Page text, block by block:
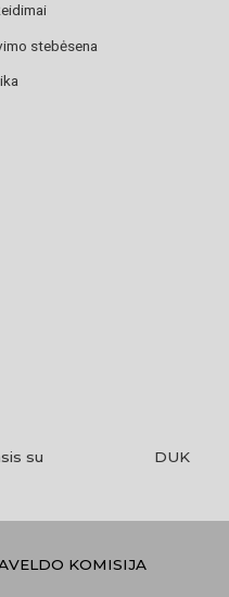
stebėsena
su
DUK
KOMISIJA